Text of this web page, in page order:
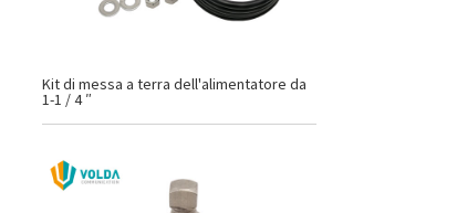
Kit di messa a terra dell'alimentatore da
1-1 / 4 ″